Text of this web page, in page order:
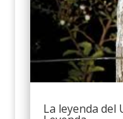
La leyenda del